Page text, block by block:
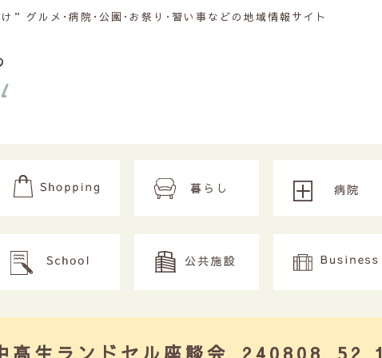
”グルメ･病院･公園･お祭り･習い事などの地域情報サイト
生ランドセル座談会_240808_52 1